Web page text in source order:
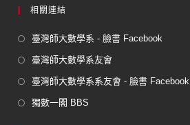
相關連結
臺灣師大數學系 - 臉書 Facebook
臺灣師大數學系友會
臺灣師大數學系系友會 - 臉書 Facebook
獨數一閣 BBS